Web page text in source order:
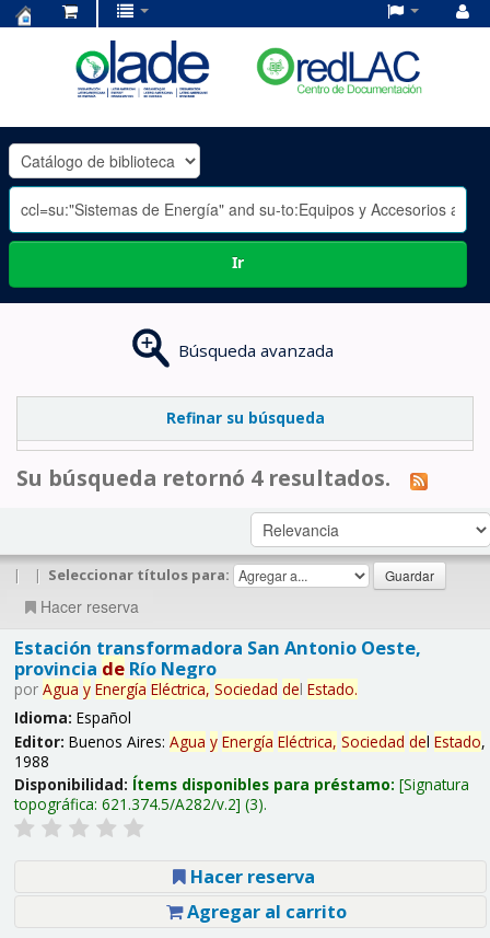
OLADE
-
Ir
Búsqueda avanzada
Refinar su búsqueda
Su búsqueda retornó 4 resultados.
| | Seleccionar títulos para:
Hacer reserva
Estación transformadora San Antonio Oeste,
provincia deRío Negro
por Agua y Energía Eléctrica, Sociedad del Estado.
Idioma: Español
Editor: Buenos Aires: Agua y Energía Eléctrica, Sociedad del Estado,
1988
Disponibilidad: Ítems disponibles para préstamo: Signatura
topográfica: 621.374.5/A282/v.2 (3).
Hacer reserva
Agregar al carrito